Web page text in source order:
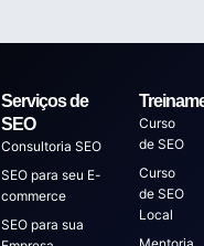
Serviços de
SEO
Consultoria SEO
SEO para seu E-
commerce
SEO para sua
Curso
de SEO
Curso
de SEO
Local